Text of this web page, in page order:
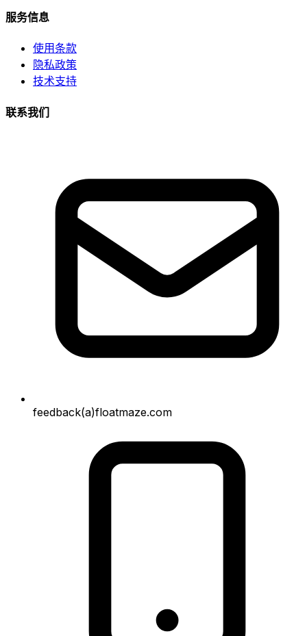
服务信息
使用条款
隐私政策
技术支持
联系我们
feedback(a)floatmaze.com